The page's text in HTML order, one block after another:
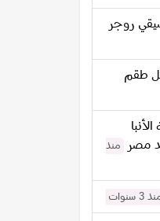
روجر
طقم
مصر
منذ
3 سنوات